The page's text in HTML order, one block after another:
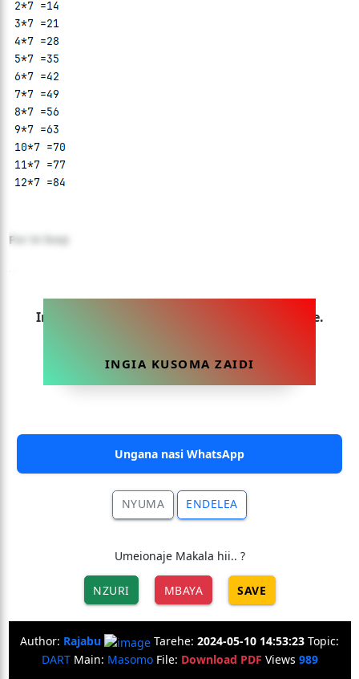
For in loop
Ingia sasa ili uweze kusoma makala hii yote.
INGIA KUSOMA ZAIDI
Ungana nasi WhatsApp
NYUMA ENDELEA
Umeionaje Makala hii.. ?
NZURI MBAYA SAVE
Author: Rajabu Tarehe: 2024-05-10 14:53:23 Topic:
DARTMain: MasomoFile: Download PDF Views 989